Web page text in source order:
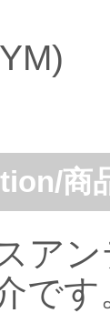
商
ア
です